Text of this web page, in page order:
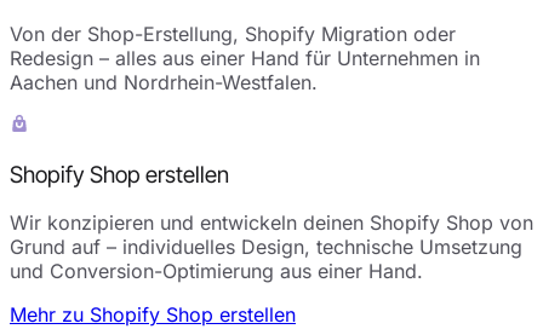
Von der Shop-Erstellung, Shopify Migration oder
Redesign – alles aus einer Hand für Unternehmen in
Aachen und Nordrhein-Westfalen.
Shopify Shop erstellen
Wir konzipieren und entwickeln deinen Shopify Shop von
Grund auf – individuelles Design, technische Umsetzung
und Conversion-Optimierung aus einer Hand.
Mehr zu Shopify Shop erstellen